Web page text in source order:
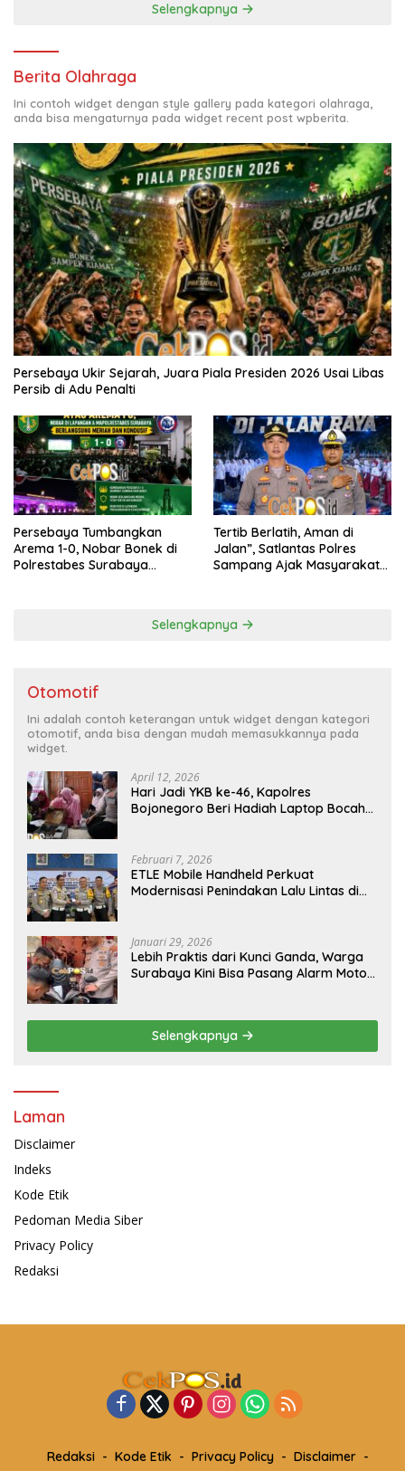
Selengkapnya
Berita Olahraga
Ini contoh widget dengan style gallery pada kategori olahraga,
anda bisa mengaturnya pada widget recent post wpberita.
Persebaya Ukir Sejarah, Juara Piala Presiden 2026 Usai Libas
Persib di Adu Penalti
Persebaya Tumbangkan
Arema 1-0, Nobar Bonek di
Polrestabes Surabaya
Tertib Berlatih, Aman di
Jalan”, Satlantas Polres
Sampang Ajak Masyarakat
Selengkapnya
Otomotif
Ini adalah contoh keterangan untuk widget dengan kategori
otomotif, anda bisa dengan mudah memasukkannya pada
widget.
April 12, 2026
Hari Jadi YKB ke-46, Kapolres
Bojonegoro Beri Hadiah Laptop Bocah
Februari 7, 2026
ETLE Mobile Handheld Perkuat
Modernisasi Penindakan Lalu Lintas di
Januari 29, 2026
Lebih Praktis dari Kunci Ganda, Warga
Surabaya Kini Bisa Pasang Alarm Motor
Selengkapnya
Laman
Disclaimer
Indeks
Kode Etik
Pedoman Media Siber
Privacy Policy
Redaksi
Redaksi Kode Etik Privacy Policy
Disclaimer